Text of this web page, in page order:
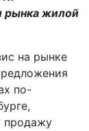
рынка жилой
на рынке
по-
продажу